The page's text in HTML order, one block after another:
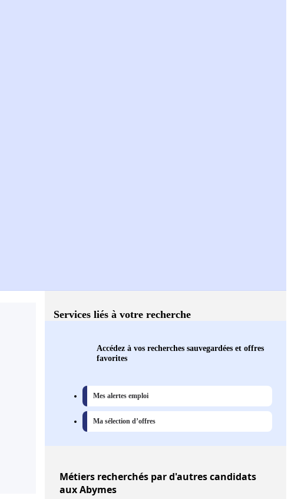
Services liés à votre recherche
Accédez à vos recherches sauvegardées et offres
favorites
Mes alertes emploi
Ma sélection d’offres
Métiers recherchés par d'autres candidats
aux Abymes